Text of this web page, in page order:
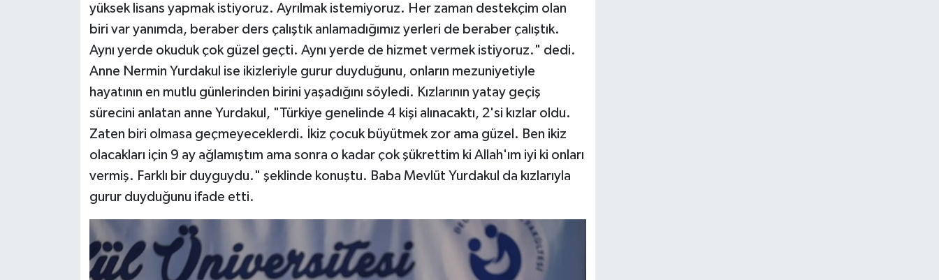
yüksek lisans yapmak istiyoruz. Ayrılmak istemiyoruz. Her zaman destekçim olan
biri var yanımda, beraber ders çalıştık anlamadığımız yerleri de beraber çalıştık.
Aynı yerde okuduk çok güzel geçti. Aynı yerde de hizmet vermek istiyoruz." dedi.
Anne Nermin Yurdakul ise ikizleriyle gurur duyduğunu, onların mezuniyetiyle
hayatının en mutlu günlerinden birini yaşadığını söyledi. Kızlarının yatay geçiş
sürecini anlatan anne Yurdakul, "Türkiye genelinde 4 kişi alınacaktı, 2'si kızlar oldu.
Zaten biri olmasa geçmeyeceklerdi. İkiz çocuk büyütmek zor ama güzel. Ben ikiz
olacakları için 9 ay ağlamıştım ama sonra o kadar çok şükrettim ki Allah'ım iyi ki onları
vermiş. Farklı bir duyguydu." şeklinde konuştu. Baba Mevlüt Yurdakul da kızlarıyla
gurur duyduğunu ifade etti.